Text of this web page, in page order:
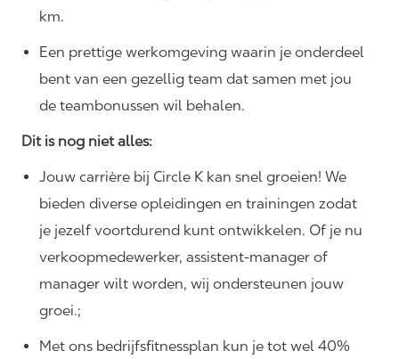
km.
Een prettige werkomgeving waarin je onderdeel
bent van een gezellig team dat samen met jou
de teambonussen wil behalen.
Dit is nog niet alles:
Jouw carrière bij Circle K kan snel groeien! We
bieden diverse opleidingen en trainingen zodat
je jezelf voortdurend kunt ontwikkelen. Of je nu
verkoopmedewerker, assistent-manager of
manager wilt worden, wij ondersteunen jouw
groei.;
Met ons bedrijfsfitnessplan kun je tot wel 40%